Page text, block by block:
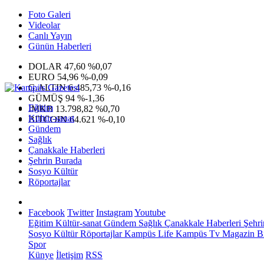
Foto Galeri
Videolar
Canlı Yayın
Günün Haberleri
DOLAR 47,60 %0,07
EURO 54,96 %-0,09
G.ALTIN6.485,73 %-0,16
GÜMÜŞ 94 %-1,36
IMKB 13.798,82 %0,70
BITCOIN64.621 %-0,10
Eğitim
Kültür-sanat
Gündem
Sağlık
Çanakkale Haberleri
Şehrin Burada
Sosyo Kültür
Röportajlar
Facebook Twitter InstagramYoutube
Eğitim Kültür-sanat Gündem Sağlık Çanakkale Haberleri
Sosyo KültürRöportajlarKampüs Life Kampüs Tv Magazin
Spor
Künye İletişim RSS